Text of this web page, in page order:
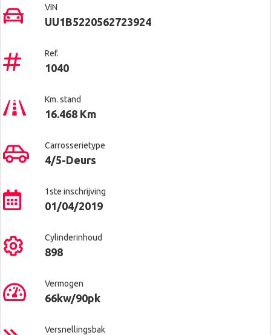
VIN
UU1B5220562723924
Ref.
1040
Km. stand
16.468 Km
Carrosserietype
4/5-Deurs
1ste inschrijving
01/04/2019
Cylinderinhoud
898
Vermogen
66kw/90pk
Versnellingsbak